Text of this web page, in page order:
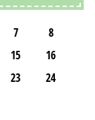
7
8
15
16
23
24